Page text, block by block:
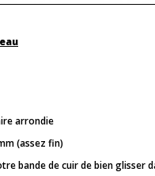
arrondie
(assez fin)
bande de cuir de bien glisser